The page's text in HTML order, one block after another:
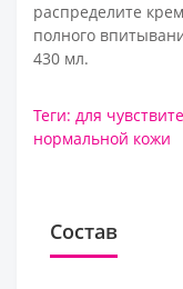
распределите
полного
430 мл.
Теги: для
нормальной кожи
Состав